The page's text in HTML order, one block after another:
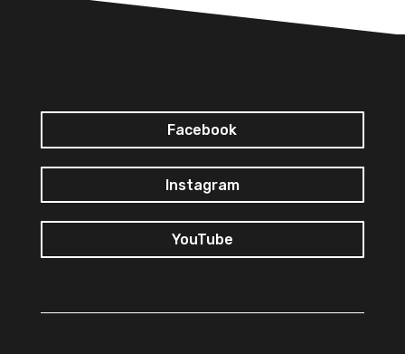
Facebook
Instagram
YouTube